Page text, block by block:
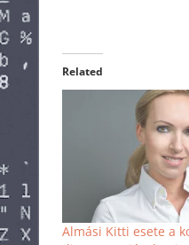
Related
Almási Kitti esete a